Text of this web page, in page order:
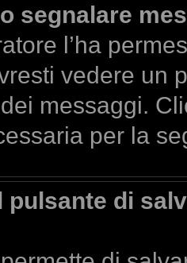
segnalare
l’ha
vedere un
messaggi.
per la
pulsante di